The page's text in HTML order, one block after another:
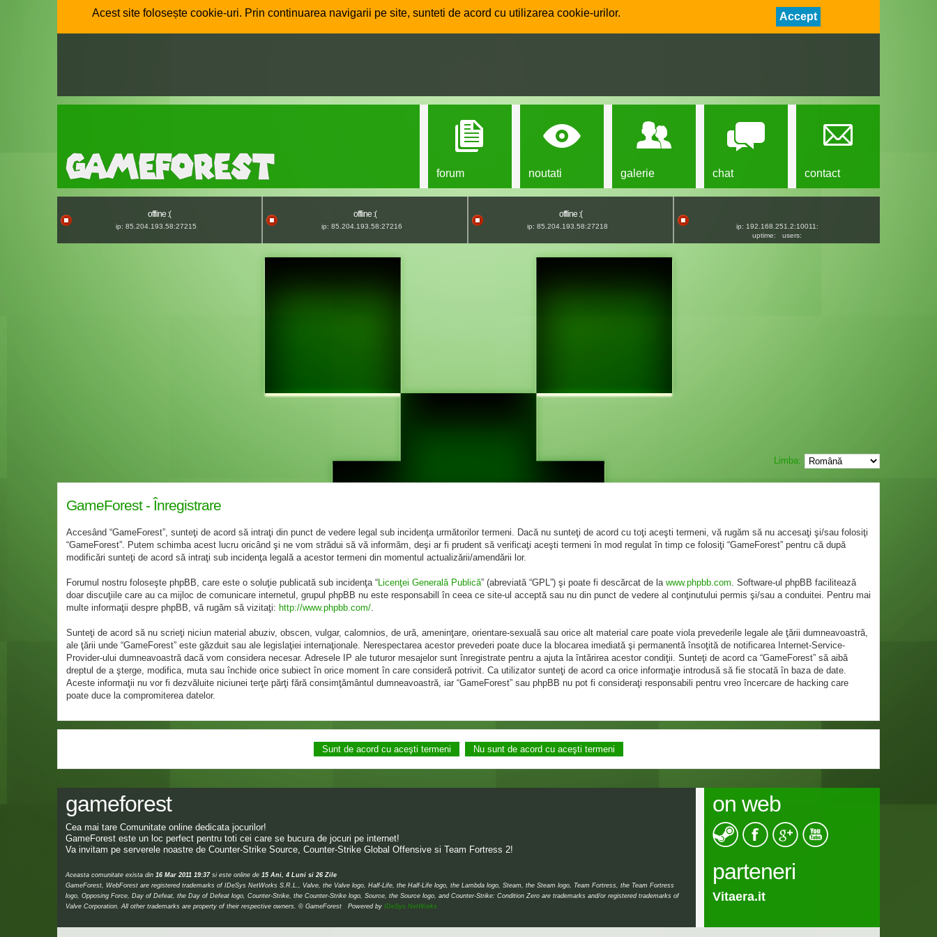
Acest site folosește cookie-uri. Prin continuarea navigarii pe site, sunteti de acord cu utilizarea cookie-urilor. Accept
forum noutati galerie chat contact
offline :(
ip: 85.204.193.58:27215
offline :(
ip: 85.204.193.58:27216
offline :(
ip: 85.204.193.58:27218
ip: 192.168.251.2:10011:
uptime:
users:
Limba:
GameForest - Înregistrare
Accesând “GameForest”, sunteţi de acord să intraţi din punct de vedere legal sub incidenţa următorilor termeni. Dacă nu sunteţi de acord cu toţi aceşti termeni, vă rugăm să nu accesaţi şi/sau folosiţi
“GameForest”. Putem schimba acest lucru oricând şi ne vom strădui să vă informăm, deşi ar fi prudent să verificaţi aceşti termeni în mod regulat în timp ce folosiţi “GameForest” pentru că după
modificări sunteţi de acord să intraţi sub incidenţa legală a acestor termeni din momentul actualizării/amendării lor.
Forumul nostru foloseşte phpBB, care este o soluţie publicată sub incidenţa “Licenţei Generală Publică” (abreviată “GPL”) şi poate fi descărcat de la www.phpbb.com . Software-ul phpBB facilitează
doar discuţiile care au ca mijloc de comunicare internetul, grupul phpBB nu este responsabill în ceea ce site-ul acceptă sau nu din punct de vedere al conţinutului permis şi/sau a conduitei. Pentru mai
multe informaţii despre phpBB, vă rugăm să vizitaţi: http://www.phpbb.com/
Sunteţi de acord să nu scrieţi niciun material abuziv, obscen, vulgar, calomnios, de ură, ameninţare, orientare-sexuală sau orice alt material care poate viola prevederile legale ale ţării dumneavoastră,
ale ţării unde “GameForest” este găzduit sau ale legislaţiei internaţionale. Nerespectarea acestor prevederi poate duce la blocarea imediată şi permanentă însoţită de notificarea Internet-Service-
Provider-ului dumneavoastră dacă vom considera necesar. Adresele IP ale tuturor mesajelor sunt înregistrate pentru a ajuta la întărirea acestor condiţii. Sunteţi de acord ca “GameForest” să aibă
dreptul de a şterge, modifica, muta sau închide orice subiect în orice moment în care consideră potrivit. Ca utilizator sunteţi de acord ca orice informaţie introdusă să fie stocată în baza de date.
Aceste informaţii nu vor fi dezvăluite niciunei terţe părţi fără consimţământul dumneavoastră, iar “GameForest” sau phpBB nu pot fi consideraţi responsabili pentru vreo încercare de hacking care
poate duce la compromiterea datelor.
gameforest
Cea mai tare Comunitate online dedicata jocurilor!
GameForest este un loc perfect pentru toti cei care se bucura de jocuri pe internet!
Va invitam pe serverele noastre de Counter-Strike Source, Counter-Strike Global Offensive si Team Fortress 2!
Aceasta comunitate exista din 16 Mar 2011 19:37si este online de 15 Ani, 4 Luni si 26 Zile
GameForest, WebForest are registered trademarks of IDeSys NetWorks S.R.L., Valve, the Valve logo, Half-Life, the Half-Life logo, the Lambda logo, Steam, the Steam logo, Team Fortress, the Team Fortress
logo, Opposing Force, Day of Defeat, the Day of Defeat logo, Counter-Strike, the Counter-Strike logo, Source, the Source logo, and Counter-Strike: Condition Zero are trademarks and/or registered trademarks of
Valve Corporation. All other trademarks are property of their respective owners. © GameForest Powered by IDeSys NetWorks
on web
parteneri
Vitaera.it